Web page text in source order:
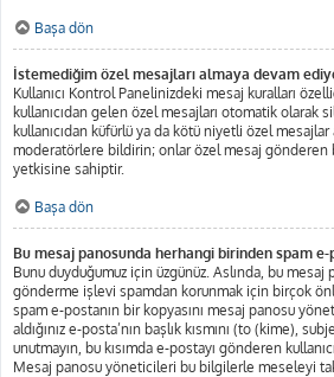
Başa dön
İstemediğim özel mesajları almaya devam
Kullanıcı Kontrol Panelinizdeki mesaj kuralları
kullanıcıdan gelen özel mesajları otomatik olarak
kullanıcıdan küfürlü ya da kötü niyetli özel mesajlar
moderatörlere bildirin; onlar özel mesaj gönderen
yetkisine sahiptir.
Başa dön
Bu mesaj panosunda herhangi birinden spam e-
Bunu duyduğumuz için üzgünüz. Aslında, bu
gönderme işlevi spamdan korunmak için birçok
spam e-postanın bir kopyasını mesaj panosu
aldığınız e-posta’nın başlık kısmını (to (kime),
unutmayın, bu kısımda e-postayı gönderen
Mesaj panosu yöneticileri bu bilgilerle meseleyi